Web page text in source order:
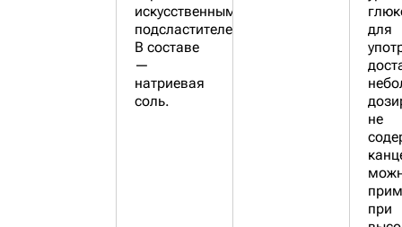
искусственным
подсластителем.
В составе
—
натриевая
соль.
для
не
при